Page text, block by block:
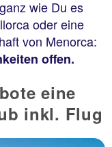
wie Du es
oder eine
von Menorca:
offen.
eine
inkl. Flug